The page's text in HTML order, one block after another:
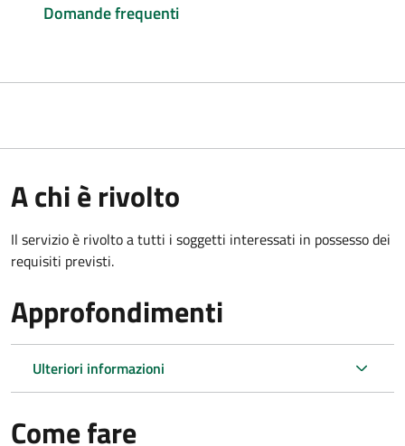
Domande frequenti
A chi è rivolto
Il servizio è rivolto a tutti i soggetti interessati in possesso dei
requisiti previsti.
Approfondimenti
Ulteriori informazioni
Come fare